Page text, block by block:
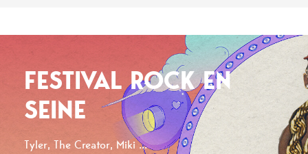
FESTIVAL ROCK EN
SEINE
Tyler, The Creator, Miki ...